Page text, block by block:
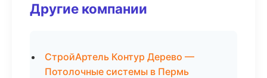
Другие компании
СтройАртель Контур Дерево —
Потолочные системы в Пермь